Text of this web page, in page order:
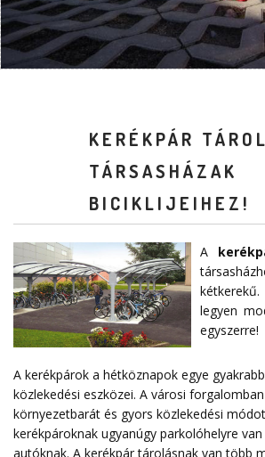
KERÉKPÁR
TÁRSASHÁZAK
BICIKLIJEIHEZ!
A
legyen
egyszerre!
A kerékpárok a hétköznapok egye
közlekedési eszközei. A városi
környezetbarát és gyors közlekedési
kerékpároknak ugyanúgy parkolóhelyre
autóknak. A kerékpár tárolásnak van több